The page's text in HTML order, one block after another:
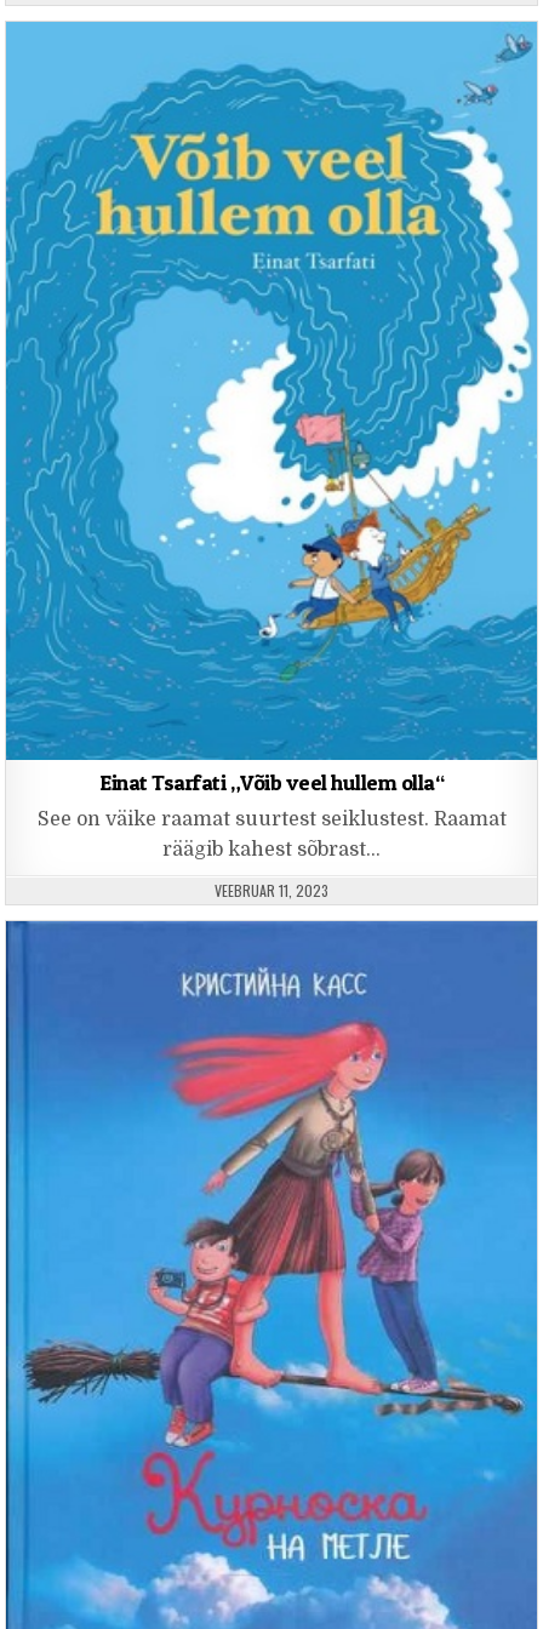
Einat Tsarfati „Võib veel hullem olla“
See on väike raamat suurtest seiklustest. Raamat
räägib kahest sõbrast…
PUBLISHED DATE:
VEEBRUAR 11, 2023